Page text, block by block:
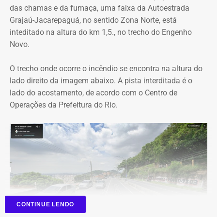
Outro ponto que chamou a atenção dos técnicos foi a
ausência de critérios objetivos para justificar a
contratação da equipe prevista. Em uma das fases do
projeto, o contrato estimava a atuação de 76
superior a R$ 28 mil. Em alguns casos, como o de
consultores especializados, os valores chegavam a quase
R$ 75 mil por profissional, sem que houvesse justificativa
técnica para esse dimensionamento.
Serviços pagos teriam reaproveitado
dados já existentes
O relatório também questiona a efetiva entrega dos
etapas consistiu apenas na reorganização de
das chamas e da fumaça, uma faixa da Autoestrada
Grajaú-Jacarepaguá, no sentido Zona Norte, está
inteditado na altura do km 1,5., no trecho do Engenho
Novo.
O trecho onde ocorre o incêndio se encontra na altura do
lado direito da imagem abaixo. A pista interditada é o
lado do acostamento, de acordo com o Centro de
Operações da Prefeitura do Rio.
CONTINUE LENDO